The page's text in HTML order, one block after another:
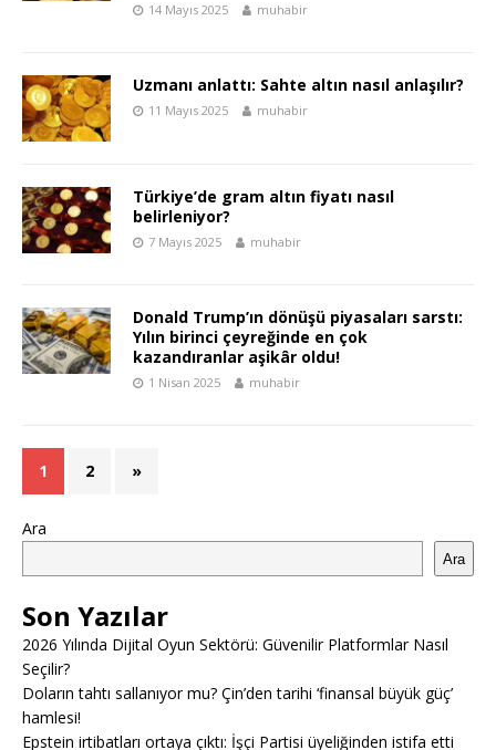
14 Mayıs 2025 muhabir
Uzmanı anlattı: Sahte altın nasıl anlaşılır?
11 Mayıs 2025 muhabir
Türkiye’de gram altın fiyatı nasıl
belirleniyor?
7 Mayıs 2025 muhabir
Donald Trump’ın dönüşü piyasaları sarstı:
Yılın birinci çeyreğinde en çok
kazandıranlar aşikâr oldu!
1 Nisan 2025 muhabir
1 2 »
Ara
Ara
Son Yazılar
2026 Yılında Dijital Oyun Sektörü: Güvenilir Platformlar Nasıl
Seçilir?
Doların tahtı sallanıyor mu? Çin’den tarihi ‘finansal büyük güç’
hamlesi!
Epstein irtibatları ortaya çıktı: İşçi Partisi üyeliğinden istifa etti